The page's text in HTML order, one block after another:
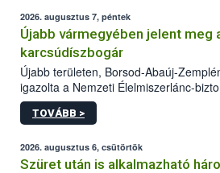
2026. augusztus 7, péntek
Újabb vármegyében jelent meg
karcsúdíszbogár
Újabb területen, Borsod-Abaúj-
igazolta a Nemzeti Élelmiszerlánc-
kőrisrontó karcsúdíszbogár (Agrilus
kártevőt nem csak színcsapdában
az intenzív felderítést, emellett az
hatósággal is összehangolják a
TOVÁBB >
2026. augusztus 6, csütörtök
Szüret után is alkalmazható